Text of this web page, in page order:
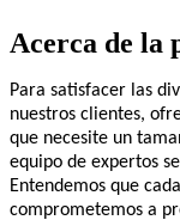
Acerca de la
Para satisfacer las
nuestros clientes,
que necesite un
equipo de expertos
Entendemos que
comprometemos a